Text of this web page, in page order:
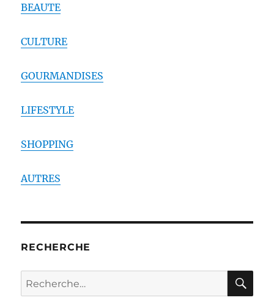
BEAUTE
CULTURE
GOURMANDISES
LIFESTYLE
SHOPPING
AUTRES
RECHERCHE
Recherche
pour :